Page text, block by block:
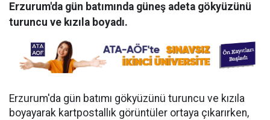
Erzurum'da gün batımında güneş adeta gökyüzünü
turuncu ve kızıla boyadı.
Erzurum'da gün batımı gökyüzünü turuncu ve kızıla
boyayarak kartpostallık görüntüler ortaya çıkarırken,